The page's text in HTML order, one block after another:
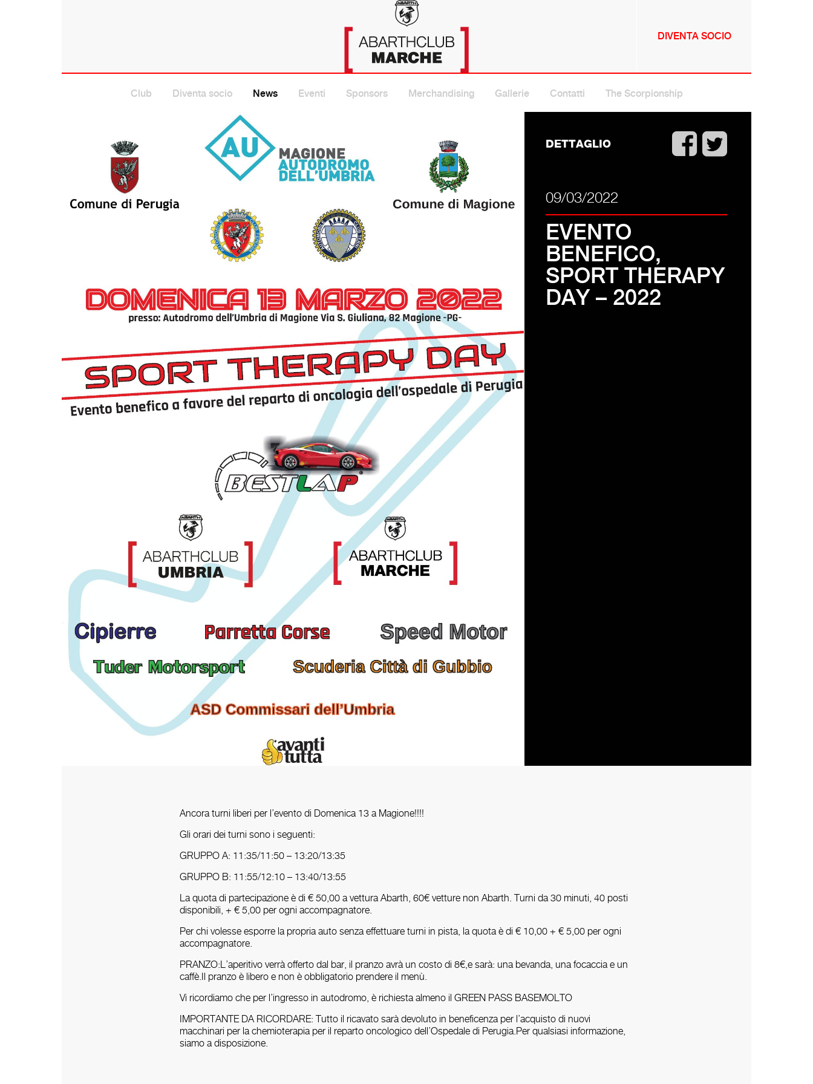
DIVENTA SOCIO
Club Diventa socio News Eventi Sponsors Merchandising Gallerie Contatti The Scorpionship
DETTAGLIO
09/03/2022
EVENTO
BENEFICO,
SPORT THERAPY
DAY – 2022
Ancora turni liberi per l’evento di Domenica 13 a Magione!!!!
Gli orari dei turni sono i seguenti:
GRUPPO A: 11:35/11:50 – 13:20/13:35
GRUPPO B: 11:55/12:10 – 13:40/13:55
La quota di partecipazione è di € 50,00 a vettura Abarth, 60€ vetture non Abarth. Turni da 30 minuti, 40 posti
disponibili, + € 5,00 per ogni accompagnatore.
Per chi volesse esporre la propria auto senza effettuare turni in pista, la quota è di € 10,00 + € 5,00 per ogni
accompagnatore.
PRANZO:L’aperitivo verrà offerto dal bar, il pranzo avrà un costo di 8€,e sarà: una bevanda, una focaccia e un
caffè.Il pranzo è libero e non è obbligatorio prendere il menù.
Vi ricordiamo che per l’ingresso in autodromo, è richiesta almeno il GREEN PASS BASEMOLTO
IMPORTANTE DA RICORDARE: Tutto il ricavato sarà devoluto in beneficenza per l’acquisto di nuovi
macchinari per la chemioterapia per il reparto oncologico dell’Ospedale di Perugia.Per qualsiasi informazione,
siamo a disposizione.